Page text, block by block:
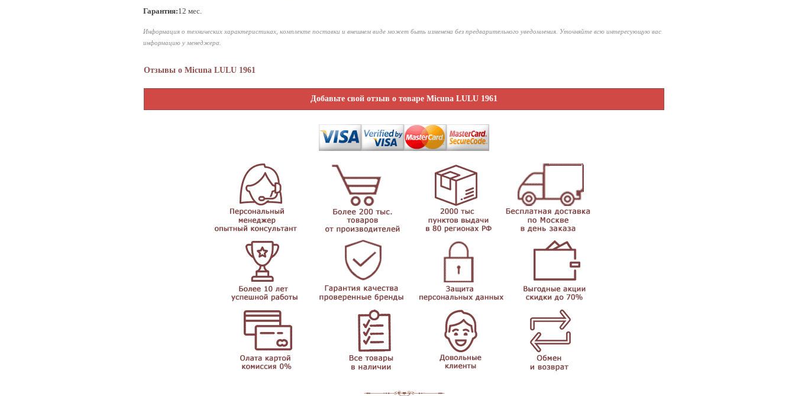
Гарантия:12 мес.
Информация о технических характеристиках, комплекте поставки и внешнем виде может быть изменена без предварительного уведомления. Уточняйте всю интересующую вас
информацию у менеджера.
Отзывы о Micuna LULU 1961
Добавьте свой отзыв о товаре Micuna LULU 1961